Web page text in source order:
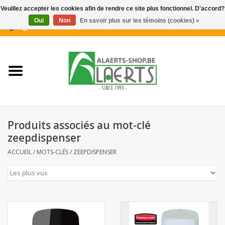
0 Articles - €0,00
Nouveautés
Biscuits pour le café
Biscuits apéritifs / Snacks salés
Produits associés au mot-clé
zeepdispenser
ACCUEIL/ MOTS-CLÉS/ ZEEPDISPENSER
Veuillez accepter les cookies afin de rendre ce site plus fonctionnel. D'accord?
Oui
Non En savoir plus sur les témoins (cookies) »